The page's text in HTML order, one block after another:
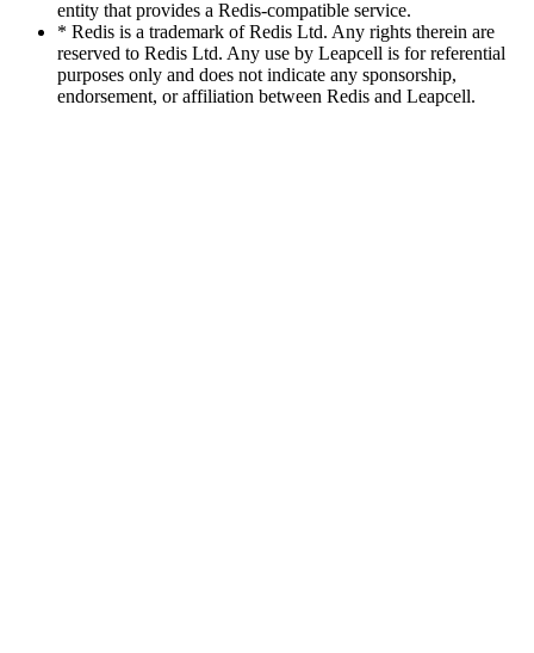
entity that provides a Redis-compatible service.
* Redis is a trademark of Redis Ltd. Any rights therein are
reserved to Redis Ltd. Any use by Leapcell is for referential
purposes only and does not indicate any sponsorship,
endorsement, or affiliation between Redis and Leapcell.